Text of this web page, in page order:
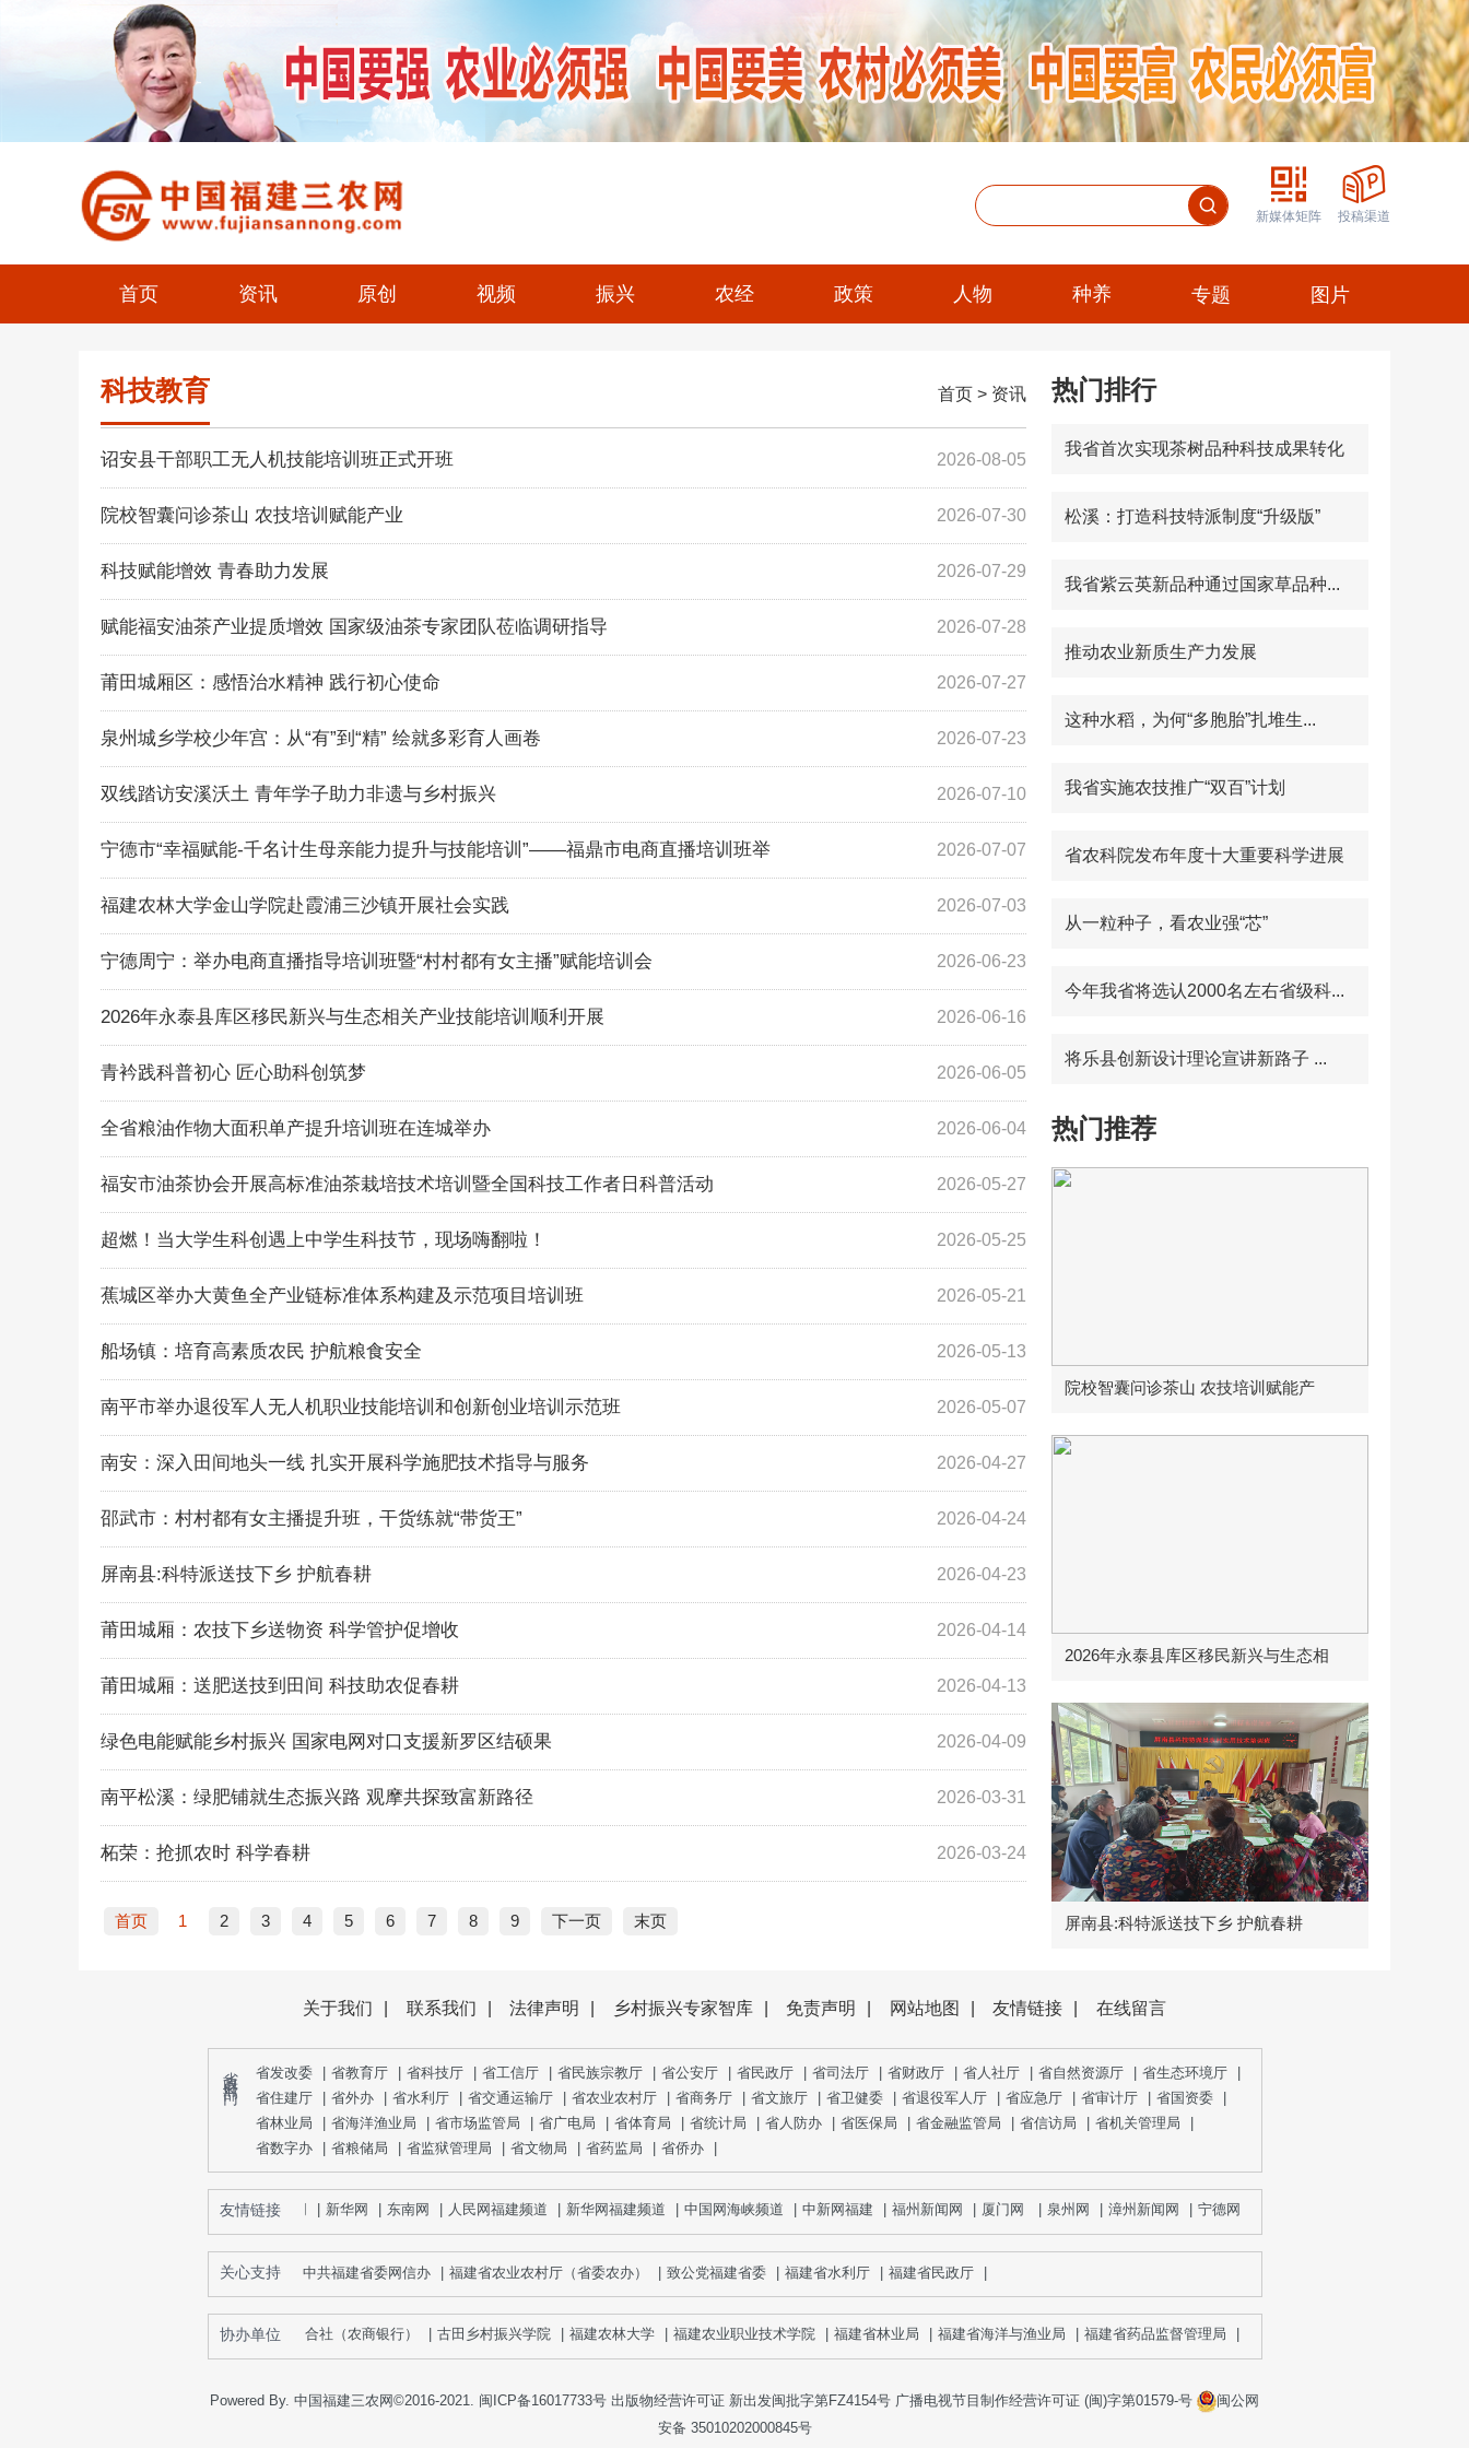
新媒体矩阵 投稿渠道
首页 资讯 原创 视频 振兴 农经 政策 人物 种养 专题 图片
科技教育 首页 > 资讯
诏安县干部职工无人机技能培训班正式开班 2026-08-05
院校智囊问诊茶山 农技培训赋能产业 2026-07-30
科技赋能增效 青春助力发展 2026-07-29
赋能福安油茶产业提质增效 国家级油茶专家团队莅临调研指导 2026-07-28
莆田城厢区：感悟治水精神 践行初心使命 2026-07-27
泉州城乡学校少年宫：从“有”到“精” 绘就多彩育人画卷 2026-07-23
双线踏访安溪沃土 青年学子助力非遗与乡村振兴 2026-07-10
宁德市“幸福赋能-千名计生母亲能力提升与技能培训”——福鼎市电商直播培训班举 2026-07-07
福建农林大学金山学院赴霞浦三沙镇开展社会实践 2026-07-03
宁德周宁：举办电商直播指导培训班暨“村村都有女主播”赋能培训会 2026-06-23
2026年永泰县库区移民新兴与生态相关产业技能培训顺利开展 2026-06-16
青衿践科普初心 匠心助科创筑梦 2026-06-05
全省粮油作物大面积单产提升培训班在连城举办 2026-06-04
福安市油茶协会开展高标准油茶栽培技术培训暨全国科技工作者日科普活动 2026-05-27
超燃！当大学生科创遇上中学生科技节，现场嗨翻啦！ 2026-05-25
蕉城区举办大黄鱼全产业链标准体系构建及示范项目培训班 2026-05-21
船场镇：培育高素质农民 护航粮食安全 2026-05-13
南平市举办退役军人无人机职业技能培训和创新创业培训示范班 2026-05-07
南安：深入田间地头一线 扎实开展科学施肥技术指导与服务 2026-04-27
邵武市：村村都有女主播提升班，干货练就“带货王” 2026-04-24
屏南县:科特派送技下乡 护航春耕 2026-04-23
莆田城厢：农技下乡送物资 科学管护促增收 2026-04-14
莆田城厢：送肥送技到田间 科技助农促春耕 2026-04-13
绿色电能赋能乡村振兴 国家电网对口支援新罗区结硕果 2026-04-09
南平松溪：绿肥铺就生态振兴路 观摩共探致富新路径 2026-03-31
柘荣：抢抓农时 科学春耕 2026-03-24
首页 1 2 3 4 5 6 7 8 9 下一页 末页
热门排行
我省首次实现茶树品种科技成果转化
松溪：打造科技特派制度“升级版”
我省紫云英新品种通过国家草品种...
推动农业新质生产力发展
这种水稻，为何“多胞胎”扎堆生...
我省实施农技推广“双百”计划
省农科院发布年度十大重要科学进展
从一粒种子，看农业强“芯”
今年我省将选认2000名左右省级科...
将乐县创新设计理论宣讲新路子 ...
热门推荐
院校智囊问诊茶山 农技培训赋能产
2026年永泰县库区移民新兴与生态相
屏南县:科特派送技下乡 护航春耕
关于我们 联系我们 法律声明 乡村振兴专家智库 免责声明 网站地图 友情链接 在线留言
省 政 府 部 门 省发改委 省教育厅 省科技厅 省工信厅 省民族宗教厅 省公安厅 省民政厅 省司法厅 省财政厅 省人社厅 省自然资源厅 省生态环境厅
省住建厅
省外办 省水利厅 省交通运输厅 省农业农村厅 省商务厅 省文旅厅 省卫健委 省退役军人厅 省应急厅 省审计厅 省国资委
省林业局
省海洋渔业局 省市场监管局 省广电局 省体育局 省统计局 省人防办 省医保局 省金融监管局 省信访局 省机关管理局
省数字办
省粮储局 省监狱管理局 省文物局 省药监局 省侨办
友情链接
人民网 新华网 | 东南网 | 人民网福建频道 | 新华网福建频道 | 中国网海峡频道 | 中新网福建 | 福州新闻网 | 厦门网 泉州网 | 漳州新闻网 | 宁德网 |
关心支持 中共福建省委网信办 福建省农业农村厅（省委农办） 致公党福建省委 福建省水利厅 福建省民政厅
协办单位
省农村信用社联合社（农商银行） 古田乡村振兴学院 | 福建农林大学 | 福建农业职业技术学院 | 福建省林业局 | 福建省海洋与渔业局 | 福建省药品监督管理局 |
Powered By. 中国福建三农网©2016-2021. 闽ICP备16017733号 出版物经营许可证 新出发闽批字第FZ4154号 广播电视节目制作经营许可证 (闽)字第01579-号
闽公网
安备 35010202000845号